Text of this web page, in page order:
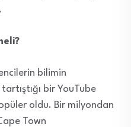
bilimin
bir YouTube
oldu. Bir milyondan
Town